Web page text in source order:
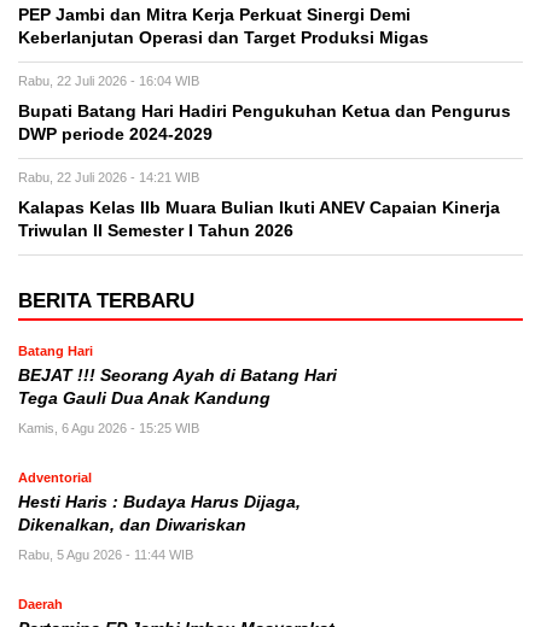
PEP Jambi dan Mitra Kerja Perkuat Sinergi Demi
Keberlanjutan Operasi dan Target Produksi Migas
Rabu, 22 Juli 2026 - 16:04 WIB
Bupati Batang Hari Hadiri Pengukuhan Ketua dan Pengurus
DWP periode 2024-2029
Rabu, 22 Juli 2026 - 14:21 WIB
Kalapas Kelas IIb Muara Bulian Ikuti ANEV Capaian Kinerja
Triwulan II Semester I Tahun 2026
BERITA TERBARU
Batang Hari
BEJAT !!! Seorang Ayah di Batang Hari
Tega Gauli Dua Anak Kandung
Kamis, 6 Agu 2026 - 15:25 WIB
Adventorial
Hesti Haris : Budaya Harus Dijaga,
Dikenalkan, dan Diwariskan
Rabu, 5 Agu 2026 - 11:44 WIB
Daerah